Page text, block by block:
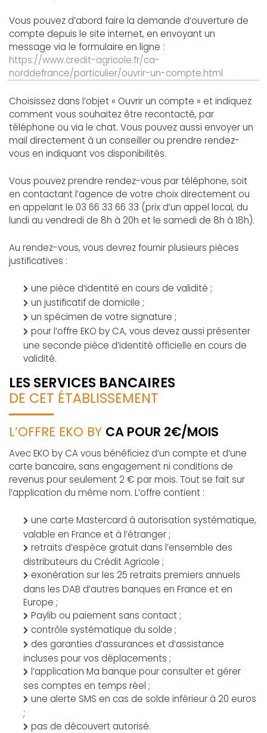
Vous pouvez d’abord faire la demande d’ouverture de
compte depuis le site internet, en envoyant un
message via le formulaire en ligne :
https://www.credit-agricole.fr/ca-
norddefrance/particulier/ouvrir-un-compte.html
Choisissez dans l’objet « Ouvrir un compte » et indiquez
comment vous souhaitez être recontacté, par
téléphone ou via le chat. Vous pouvez aussi envoyer un
mail directement à un conseiller ou prendre rendez-
vous en indiquant vos disponibilités.
Vous pouvez prendre rendez-vous par téléphone, soit
en contactant l’agence de votre choix directement ou
en appelant le 03 66 33 66 33 (prix d’un appel local, du
lundi au vendredi de 8h à 20h et le samedi de 8h à 18h).
Au rendez-vous, vous devrez fournir plusieurs pièces
justificatives :
une pièce d’identité en cours de validité ;
un justificatif de domicile ;
un spécimen de votre signature ;
pour l’offre EKO by CA, vous devez aussi présenter
une seconde pièce d’identité officielle en cours de
validité.
LES SERVICES BANCAIRES
DE CET ÉTABLISSEMENT
L’OFFRE EKO BY CA POUR 2€/MOIS
Avec EKO by CA vous bénéficiez d’un compte et d’une
carte bancaire, sans engagement ni conditions de
revenus pour seulement 2 € par mois. Tout se fait sur
l’application du même nom. L’offre contient :
une carte Mastercard à autorisation systématique,
valable en France et à l’étranger ;
retraits d’espèce gratuit dans l’ensemble des
distributeurs du Crédit Agricole ;
exonération sur les 25 retraits premiers annuels
dans les DAB d’autres banques en France et en
Europe ;
Paylib ou paiement sans contact ;
contrôle systématique du solde ;
des garanties d’assurances et d’assistance
incluses pour vos déplacements ;
l’application Ma banque pour consulter et gérer
ses comptes en temps réel ;
une alerte SMS en cas de solde inférieur à 20 euros
;
pas de découvert autorisé.